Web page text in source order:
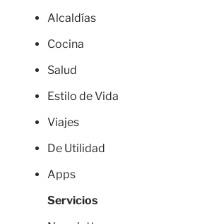
Alcaldías
Cocina
Salud
Estilo de Vida
Viajes
De Utilidad
Apps
Servicios